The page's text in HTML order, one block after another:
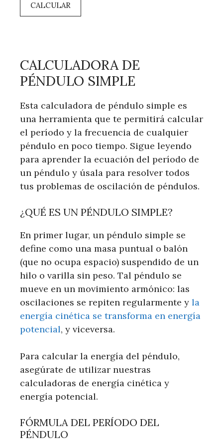
CALCULAR
CALCULADORA DE
PÉNDULO SIMPLE
Esta calculadora de péndulo simple es
una herramienta que te permitirá calcular
el período y la frecuencia de cualquier
péndulo en poco tiempo. Sigue leyendo
para aprender la ecuación del período de
un péndulo y úsala para resolver todos
tus problemas de oscilación de péndulos.
¿QUÉ ES UN PÉNDULO SIMPLE?
En primer lugar, un péndulo simple se
define como una masa puntual o balón
(que no ocupa espacio) suspendido de un
hilo o varilla sin peso. Tal péndulo se
mueve en un movimiento armónico: las
oscilaciones se repiten regularmente y la
energía cinética se transforma en energía
potencial, y viceversa.
Para calcular la energía del péndulo,
asegúrate de utilizar nuestras
calculadoras de energía cinética y
energía potencial.
FÓRMULA DEL PERÍODO DEL
PÉNDULO